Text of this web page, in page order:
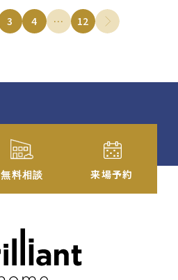
3 4 … 12
無料相談 来場予約